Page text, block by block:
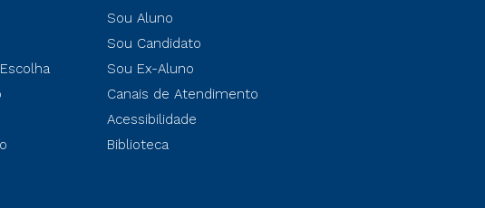
Sou Aluno
Sou Candidato
Sou Ex-Aluno
Canais de Atendimento
Acessibilidade
Biblioteca